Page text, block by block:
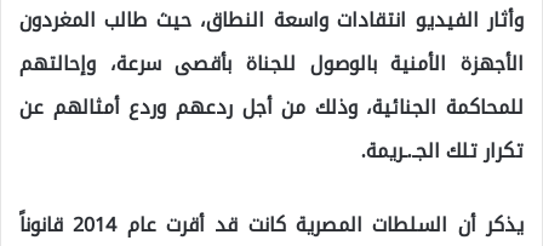
وأثار الفيديو انتقادات واسعة النطاق، حيث طالب المغردون
الأجهزة الأمنية بالوصول للجناة بأقصى سرعة، وإحالتهم
للمحاكمة الجنائية، وذلك من أجل ردعهم وردع أمثالهم عن
تكرار تلك الجـ.ـريمة.
يذكر أن السلطات المصرية كانت قد أقرت عام 2014 قانوناً